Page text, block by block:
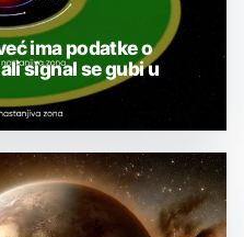
ima podatke o
signal se gubi u